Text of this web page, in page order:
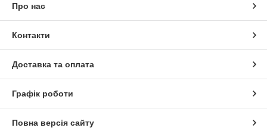
Про нас
Контакти
Доставка та оплата
Графік роботи
Повна версія сайту